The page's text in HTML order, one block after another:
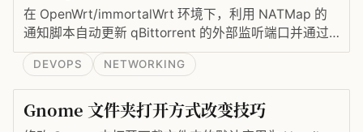
在 OpenWrt/immortalWrt 环境下，利用 NATMap 的
通知脚本自动更新 qBittorrent 的外部监听端口并通过
UCI 动态调整防火墙 DNAT 转发，实现内网运行的
qBittorrent 在公网端口随机分配情况下仍能稳定被访
问。包含脚本示例、工作原理与部署注意事项。
DEVOPS NETWORKING
Gnome 文件夹打开方式改变技巧